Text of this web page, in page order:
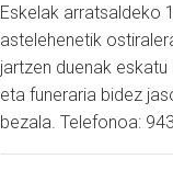
Eskelak arratsaldeko
astelehenetik
jartzen duenak
eta funeraria bidez
bezala. Telefonoa: